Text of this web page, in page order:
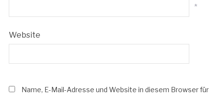
*
Website
Name, E-Mail-Adresse und Website in diesem Browser für